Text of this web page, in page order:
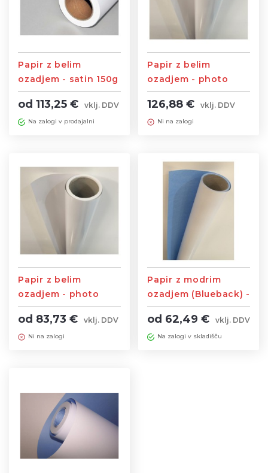
Papir z belim
ozadjem - satin 150g
od 113,25 € vklj. DDV
Na zalogi v prodajalni
Papir z belim
ozadjem - photo
gloss 200g
126,88 € vklj. DDV
Ni na zalogi
Papir z belim
ozadjem - photo
gloss 220g
od 83,73 € vklj. DDV
Ni na zalogi
Papir z modrim
ozadjem (Blueback) -
115g
od 62,49 € vklj. DDV
Na zalogi v skladišču